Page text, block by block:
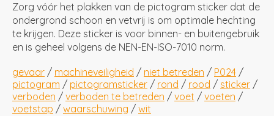
Zorg vóór het plakken van de pictogram sticker dat de
ondergrond schoon en vetvrij is om optimale hechting
te krijgen. Deze sticker is voor binnen- en buitengebruik
en is geheel volgens de NEN-EN-ISO-7010 norm.
gevaar / machineveiligheid / niet betreden / P024 /
pictogram / pictogramsticker / rond / rood / sticker /
verboden / verboden te betreden / voet / voeten /
voetstap / waarschuwing / wit